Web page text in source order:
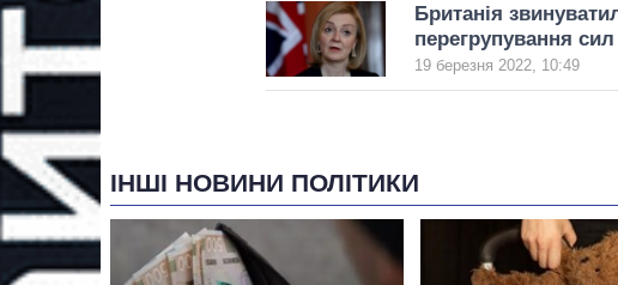
Британія
перегрупування сил
19 березня 2022, 10:49
ІНШІ НОВИНИ ПОЛІТИКИ